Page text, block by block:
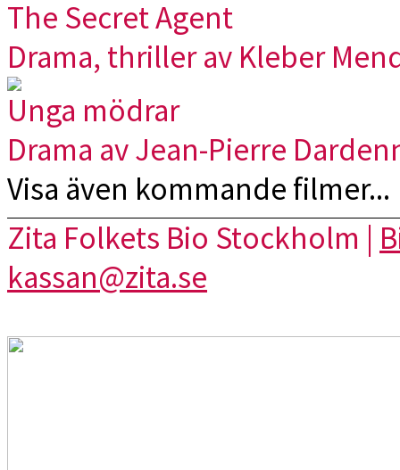
The Secret Agent
Drama, thriller av Kleber
Unga mödrar
Drama av Jean-Pierre
Visa även kommande filmer...
Zita Folkets Bio Stockholm |
kassan@zita.se